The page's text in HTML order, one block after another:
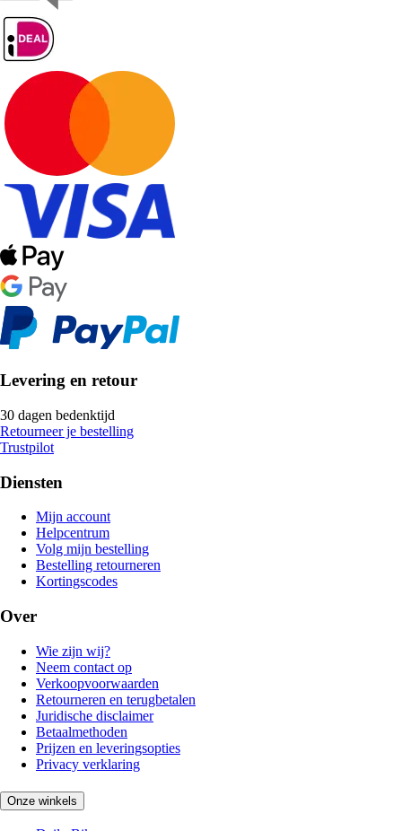
Levering en retour
30 dagen bedenktijd
Retourneer je bestelling
Trustpilot
Diensten
Mijn account
Helpcentrum
Volg mijn bestelling
Bestelling retourneren
Kortingscodes
Over
Wie zijn wij?
Neem contact op
Verkoopvoorwaarden
Retourneren en terugbetalen
Juridische disclaimer
Betaalmethoden
Prijzen en leveringsopties
Privacy verklaring
Onze winkels